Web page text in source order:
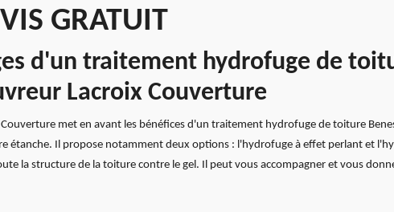
GRATUIT
d'un traitement hydrofuge de
Lacroix Couverture
met en avant les bénéfices d'un traitement hydrofuge de toiture
étanche. Il propose notamment deux options : l'hydrofuge à effet perlant et
la structure de la toiture contre le gel. Il peut vous accompagner et vous